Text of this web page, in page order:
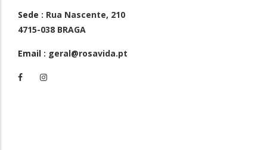
Sede : Rua Nascente, 210
4715-038 BRAGA
Email : geral@rosavida.pt